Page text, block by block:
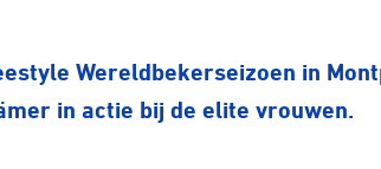
Wereldbekerseizoen in
in actie bij de elite vrouwen.